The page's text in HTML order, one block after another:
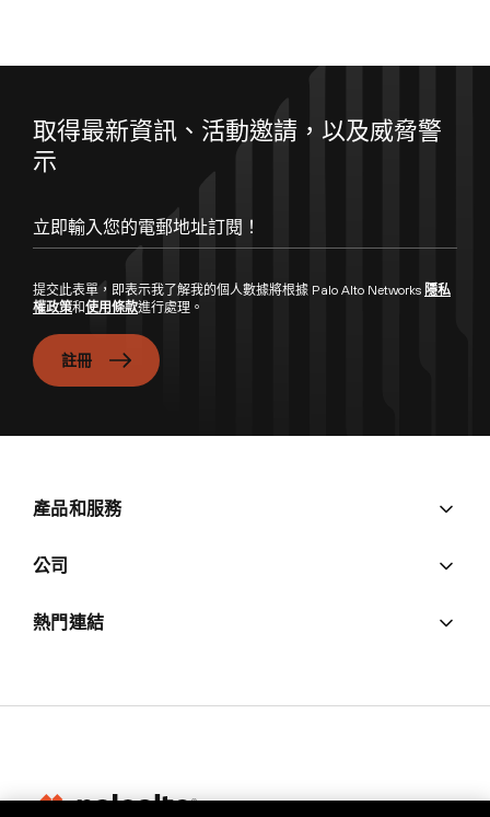
取得最新資訊、活動邀請，以及威脅警
示
提交此表單，即表示我了解我的個人數據將根據 Palo Alto Networks 隱私
權政策和使用條款進行處理。
註冊
產品和服務
公司
熱門連結